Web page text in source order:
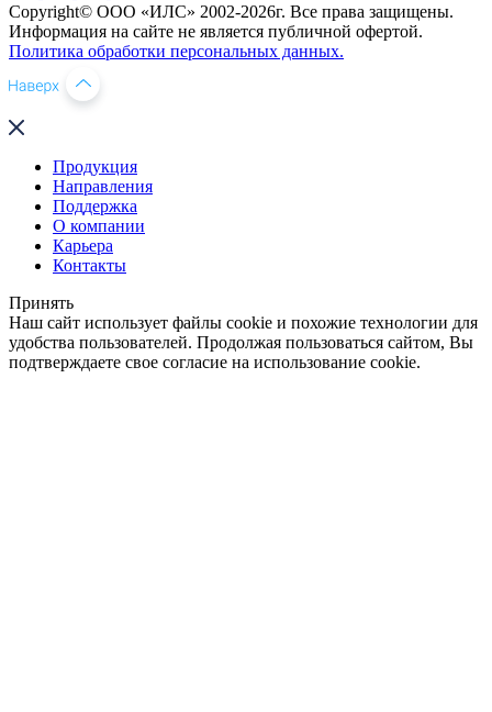
Copyright© ООО «ИЛС» 2002-2026г. Все права защищены.
Информация на сайте не является публичной офертой.
Политика обработки персональных данных.
Продукция
Направления
Поддержка
О компании
Карьера
Контакты
Принять
Наш сайт использует файлы cookie и похожие технологии для
удобства пользователей. Продолжая пользоваться сайтом, Вы
подтверждаете свое согласие на использование cookie.